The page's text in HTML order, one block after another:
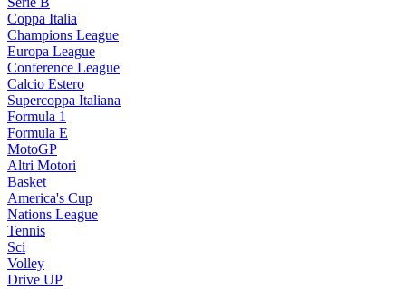
Coppa Italia
Champions League
Europa League
Conference League
Calcio Estero
Supercoppa Italiana
Formula 1
Formula E
MotoGP
Altri Motori
Basket
America's Cup
Nations League
Tennis
Sci
Volley
Drive UP